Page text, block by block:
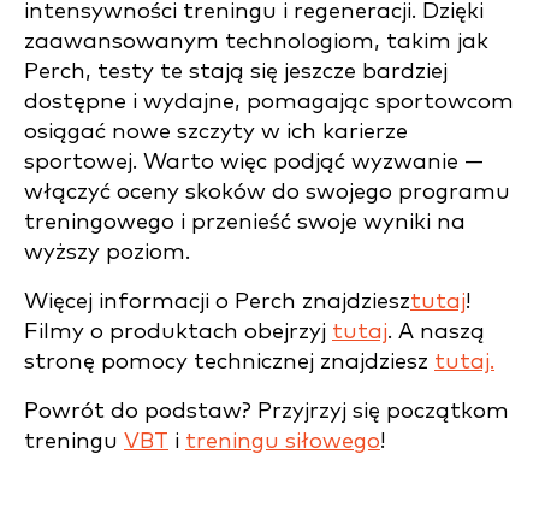
intensywności treningu i regeneracji. Dzięki
zaawansowanym technologiom, takim jak
Perch, testy te stają się jeszcze bardziej
dostępne i wydajne, pomagając sportowcom
osiągać nowe szczyty w ich karierze
sportowej. Warto więc podjąć wyzwanie —
włączyć oceny skoków do swojego programu
treningowego i przenieść swoje wyniki na
wyższy poziom.
Więcej informacji o Perch znajdziesztutaj!
Filmy o produktach obejrzyj tutaj. A naszą
stronę pomocy technicznej znajdziesz tutaj.
Powrót do podstaw? Przyjrzyj się początkom
treningu VBT i treningu siłowego!